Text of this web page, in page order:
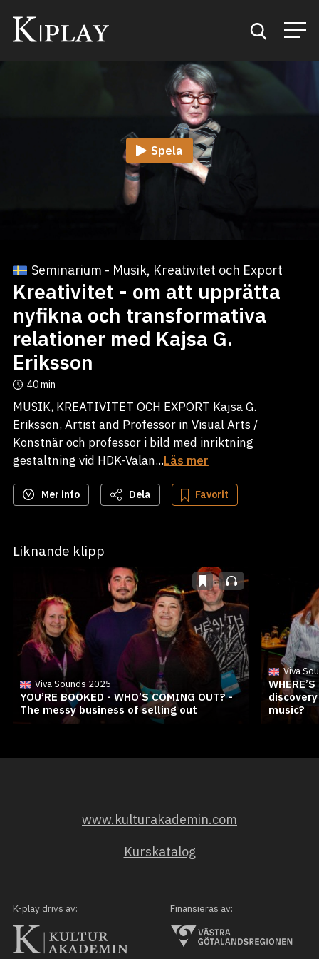
Kategorier
Spela
Seminarium - Musik, Kreativitet och Export
Kreativitet - om att upprätta
nyfikna och transformativa
relationer med Kajsa G.
Eriksson
40 min
MUSIK, KREATIVITET OCH EXPORT Kajsa G.
Eriksson, Artist and Professor in Visual Arts /
Konstnär och professor i bild med inriktning
gestaltning vid HDK-Valan...Läs mer
Mer info Dela Favorit
Liknande klipp
Viva Sounds 2025
YOU’RE BOOKED - WHO’S COMING OUT? -
The messy business of selling out
Viva
music?
www.kulturakademin.com
Kurskatalog
K-play drivs av: Finansieras av: